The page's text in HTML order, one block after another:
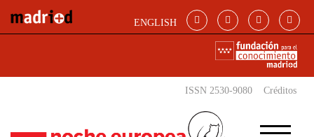
ENGLISH
ISSN 2530-9080 Créditos